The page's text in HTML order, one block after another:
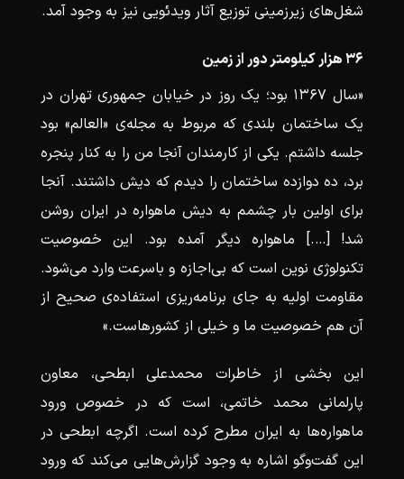
شغل‌‌های زیرزمینی توزیع آثار ویدئویی نیز به وجود آمد.
۳۶ هزار کیلومتر دور از زمین
«سال ۱۳۶۷ بود؛ یک روز در خیابان جمهوری تهران در
یک ساختمان بلندی که مربوط به مجله‌ی «العالم» بود
جلسه داشتم. یکی از کارمندان آنجا من را به کنار پنجره
برد، ده دوازده ساختمان را دیدم که دیش داشتند. آنجا
برای اولین بار چشمم به دیش ماهواره در ایران روشن
شد! [….] ماهواره دیگر آمده بود. این خصوصیت
تکنولوژی نوین است که بی‌اجازه و باسرعت وارد می‌شود.
مقاومت اولیه به جای برنامه‌ریزی استفاده‌ی صحیح از
آن هم خصوصیت ما و خیلی از کشورهاست.»
این بخشی از خاطرات محمدعلی ابطحی، معاون
پارلمانی محمد خاتمی، است که در خصوص ورود
ماهواره‌ها به ایران مطرح کرده است. اگرچه ابطحی در
این گفت‌وگو اشاره به وجود گزارش‌هایی می‌کند که ورود